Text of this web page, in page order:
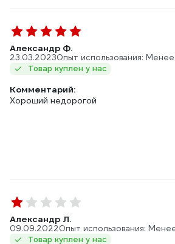
Александр Ф.
23.03.2023Опыт использования:
Товар куплен у нас
Комментарий:
Хороший недорогой
Александр Л.
09.09.2022Опыт использования:
Товар куплен у нас